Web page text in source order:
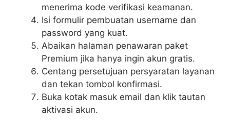
menerima kode verifikasi keamanan.
Isi formulir pembuatan username dan
password yang kuat.
Abaikan halaman penawaran paket
Premium jika hanya ingin akun gratis.
Centang persetujuan persyaratan layanan
dan tekan tombol konfirmasi.
Buka kotak masuk email dan klik tautan
aktivasi akun.